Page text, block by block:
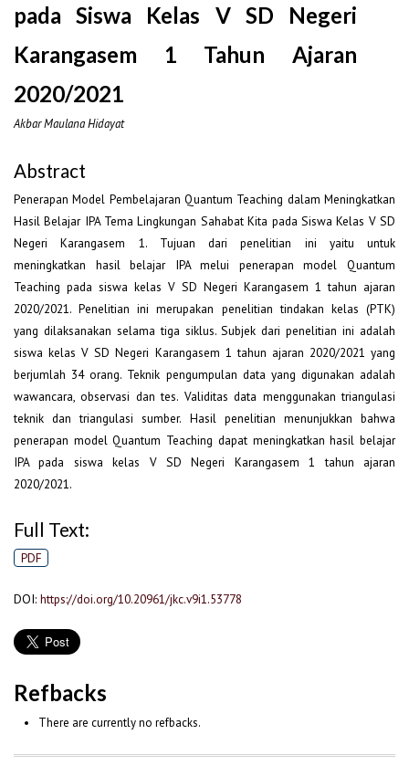
pada Siswa Kelas V SD Negeri
Karangasem 1 Tahun Ajaran
2020/2021
Akbar Maulana Hidayat
Abstract
Penerapan Model Pembelajaran Quantum Teaching dalam Meningkatkan
Hasil Belajar IPA Tema Lingkungan Sahabat Kita pada Siswa Kelas V SD
Negeri Karangasem 1. Tujuan dari penelitian ini yaitu untuk
meningkatkan hasil belajar IPA melui penerapan model Quantum
Teaching pada siswa kelas V SD Negeri Karangasem 1 tahun ajaran
2020/2021. Penelitian ini merupakan penelitian tindakan kelas (PTK)
yang dilaksanakan selama tiga siklus. Subjek dari penelitian ini adalah
siswa kelas V SD Negeri Karangasem 1 tahun ajaran 2020/2021 yang
berjumlah 34 orang. Teknik pengumpulan data yang digunakan adalah
wawancara, observasi dan tes. Validitas data menggunakan triangulasi
teknik dan triangulasi sumber. Hasil penelitian menunjukkan bahwa
penerapan model Quantum Teaching dapat meningkatkan hasil belajar
IPA pada siswa kelas V SD Negeri Karangasem 1 tahun ajaran
2020/2021.
Full Text:
PDF
DOI: https://doi.org/10.20961/jkc.v9i1.53778
Refbacks
There are currently no refbacks.